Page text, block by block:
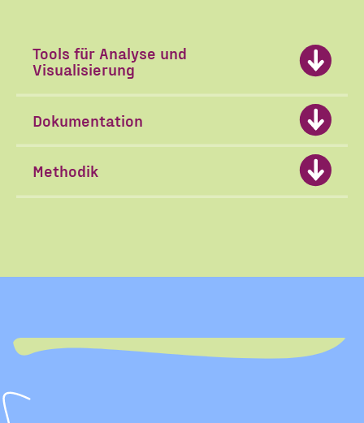
Tools für Analyse und
Visualisierung
Dokumentation
Methodik